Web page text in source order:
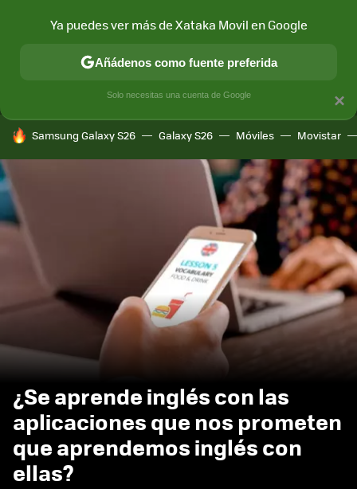
MÓVIL Y SOCIEDAD APLICACIONES
HOY SE HABLA DE
Samsung Galaxy S26 Galaxy S26 Móviles Movistar
¿Se aprende inglés con las
aplicaciones que nos prometen
que aprendemos inglés con
ellas?
×
Ya puedes ver más de Xataka Movil en Google
Añádenos como fuente preferida
Solo necesitas una cuenta de Google